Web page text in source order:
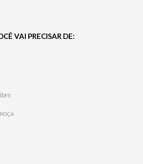
VAI PRECISAR DE: